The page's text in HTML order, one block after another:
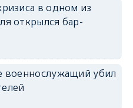
erid: 2SDnjdvhGXG
в одном из
открылся бар-
военнослужащий убил